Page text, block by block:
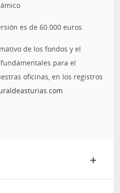
es de 60.000 euros.
de los fondos y el
para el
oficinas, en los registros